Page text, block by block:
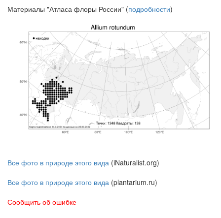
Материалы "Атласа флоры России" (подробности)
Все фото в природе этого вида (iNaturalist.org)
Все фото в природе этого вида (plantarium.ru)
Сообщить об ошибке